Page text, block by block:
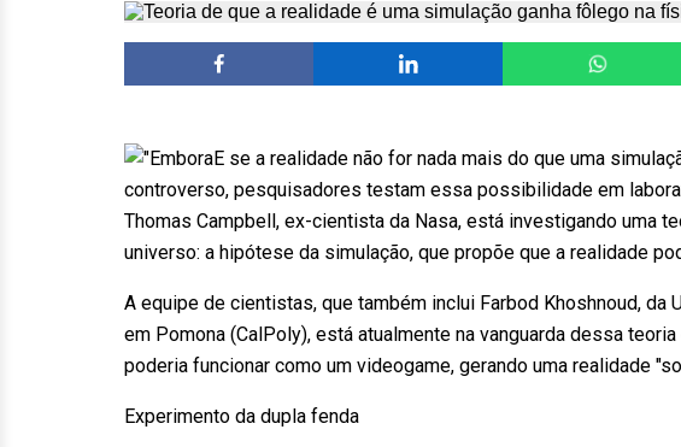
E se a realidade não for nada mais do que uma
controverso, pesquisadores testam essa possibilidade em
Thomas Campbell, ex-cientista da Nasa, está investigando uma
universo: a hipótese da simulação, que propõe que a realidade
A equipe de cientistas, que também inclui Farbod Khoshnoud, da
em Pomona (CalPoly), está atualmente na vanguarda dessa
poderia funcionar como um videogame, gerando uma realidade
Experimento da dupla fenda